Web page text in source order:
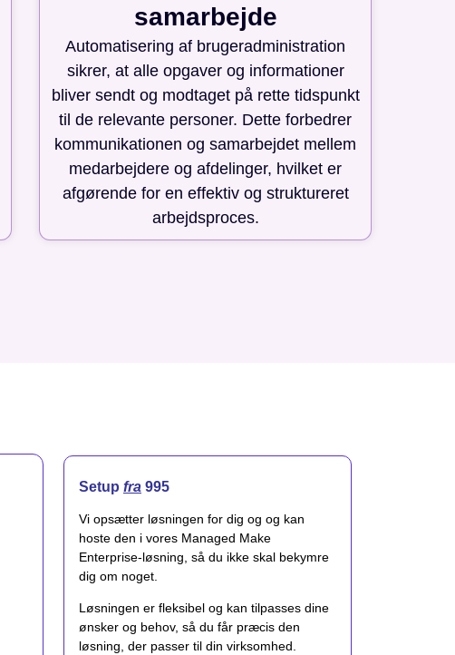
samarbejde
Automatisering af brugeradministration
sikrer, at alle opgaver og informationer
bliver sendt og modtaget på rette tidspunkt
til de relevante personer. Dette forbedrer
kommunikationen og samarbejdet mellem
medarbejdere og afdelinger, hvilket er
afgørende for en effektiv og struktureret
arbejdsproces.
Setup fra 995
Vi opsætter løsningen for dig og og kan
hoste den i vores Managed Make
Enterprise-løsning, så du ikke skal bekymre
dig om noget.
Løsningen er fleksibel og kan tilpasses dine
ønsker og behov, så du får præcis den
løsning, der passer til din virksomhed.